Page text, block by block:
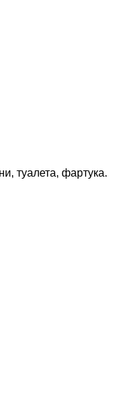
туалета, фартука.